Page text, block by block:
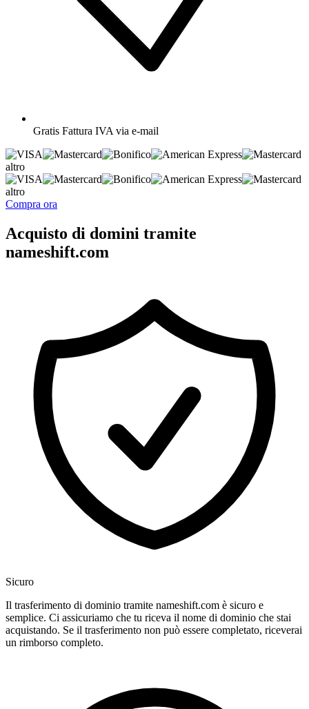
Gratis Fattura IVA via e-mail
altro
altro
Compra ora
Acquisto di domini tramite
nameshift.com
Sicuro
Il trasferimento di dominio tramite nameshift.com è sicuro e
semplice. Ci assicuriamo che tu riceva il nome di dominio che stai
acquistando. Se il trasferimento non può essere completato, riceverai
un rimborso completo.